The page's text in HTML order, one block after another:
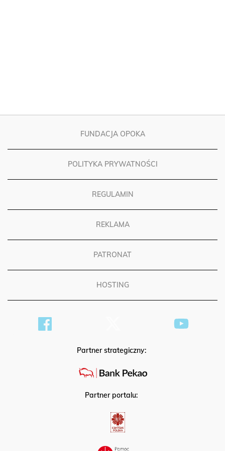
FUNDACJA OPOKA
POLITYKA PRYWATNOŚCI
REGULAMIN
REKLAMA
PATRONAT
HOSTING
Partner strategiczny:
Partner portalu: